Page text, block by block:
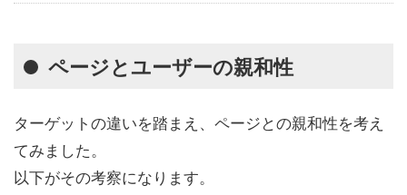
ページとユーザーの親和性
ターゲットの違いを踏まえ、ページとの親和性を考え
てみました。
以下がその考察になります。